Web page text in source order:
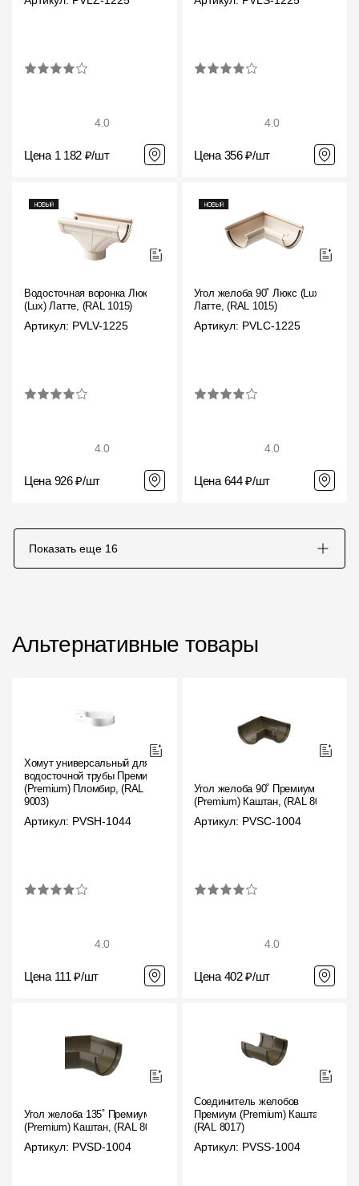
4.0
Цена 1 182 ₽/шт
4.0
Цена 356 ₽/шт
Водосточная воронка Люкс
(Lux) Латте, (RAL 1015)
Артикул: PVLV-1225
4.0
Цена 926 ₽/шт
Угол желоба 90˚ Люкс (Lux)
Латте, (RAL 1015)
Артикул: PVLC-1225
4.0
Цена 644 ₽/шт
Показать еще 16
Альтернативные товары
Хомут универсальный для
водосточной трубы Премиум
(Premium) Пломбир, (RAL
9003)
Артикул: PVSH-1044
4.0
Цена 111 ₽/шт
Угол желоба 90˚ Премиум
(Premium) Каштан, (RAL 8017)
Артикул: PVSC-1004
4.0
Цена 402 ₽/шт
Угол желоба 135˚ Премиум
(Premium) Каштан, (RAL 8017)
Артикул: PVSD-1004
Соединитель желобов
Премиум (Premium) Каштан,
(RAL 8017)
Артикул: PVSS-1004